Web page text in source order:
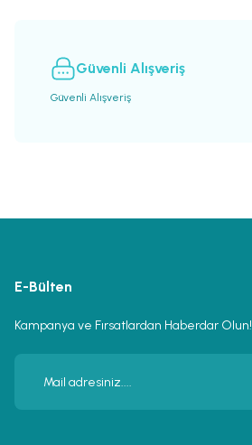
Güvenli Alışveriş
Güvenli Alışveriş
E-Bülten
Kampanya ve Fırsatlardan Haberdar Olun!